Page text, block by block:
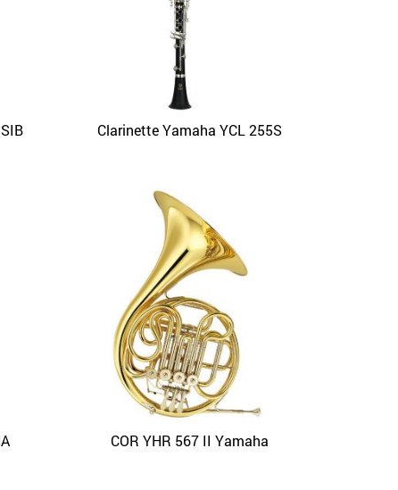
APERÇU
Clarinette Yamaha YCL 255S
APERÇU
COR YHR 567 II Yamaha